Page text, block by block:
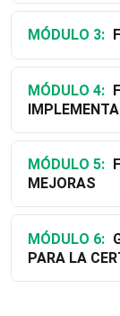
MÓDULO 3:
MÓDULO 4:
MÓDULO 5:
MEJORAS
MÓDULO 6:
PARA LA